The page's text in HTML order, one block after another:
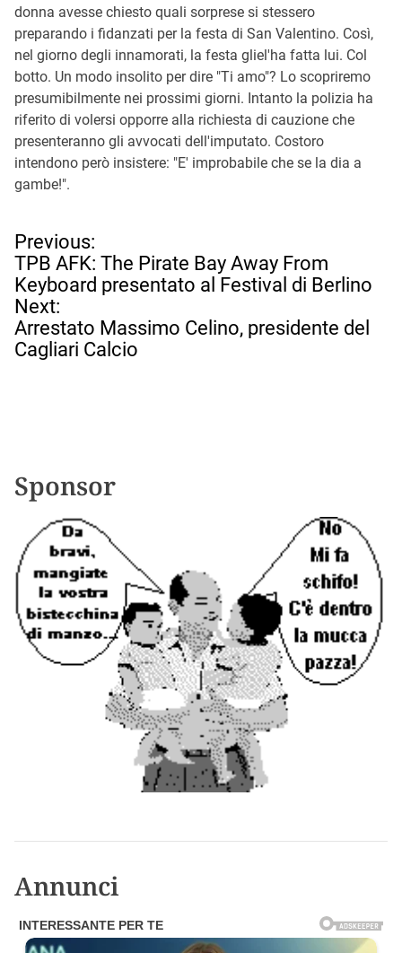
donna avesse chiesto quali sorprese si stessero
preparando i fidanzati per la festa di San Valentino. Così,
nel giorno degli innamorati, la festa gliel'ha fatta lui. Col
botto. Un modo insolito per dire "Ti amo"? Lo scopriremo
presumibilmente nei prossimi giorni. Intanto la polizia ha
riferito di volersi opporre alla richiesta di cauzione che
presenteranno gli avvocati dell'imputato. Costoro
intendono però insistere: "E' improbabile che se la dia a
gambe!".
N
a
v
i
g
a
z
a
r
i
c
o
l
i
Previous:
TPB AFK: The Pirate Bay Away From
Keyboard presentato al Festival di Berlino
Next:
Arrestato Massimo Celino, presidente del
Cagliari Calcio
Sponsor
Annunci